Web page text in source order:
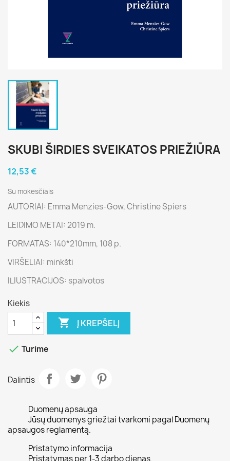
SKUBI ŠIRDIES SVEIKATOS PRIEŽIŪRA
12,53 €
Su mokesčiais
AUTORIAI: Emma Menzies-Gow, Christine Spiers
LEIDIMO METAI: 2019 m.
FORMATAS: 140*210mm, 108 p.
VIRŠELIAI: minkšti
ILIUSTRACIJOS: spalvotos
Kiekis
 Į KREPŠELĮ
 Turime
Dalintis
Duomenų apsauga
Jūsų duomenys griežtai tvarkomi pagal Duomenų
apsaugos reglamentą.
Pristatymo informacija
Pristatymas per 1-3 darbo dienas